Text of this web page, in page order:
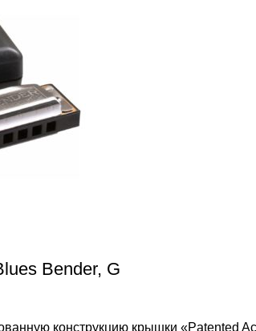
Bender, G
конструкцию крышки «Patented